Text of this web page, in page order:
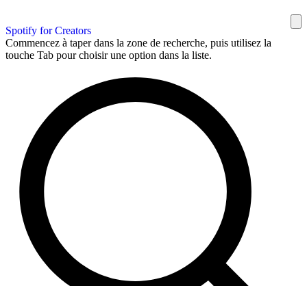
Spotify for Creators
Commencez à taper dans la zone de recherche, puis utilisez la
touche Tab pour choisir une option dans la liste.